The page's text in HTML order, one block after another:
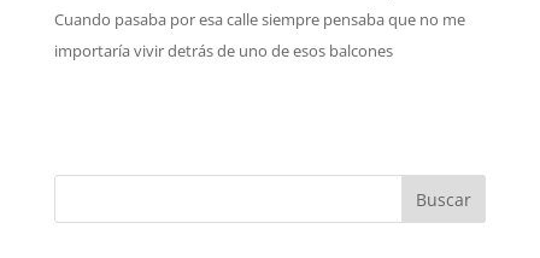
Cuando pasaba por esa calle siempre pensaba que no me
importaría vivir detrás de uno de esos balcones